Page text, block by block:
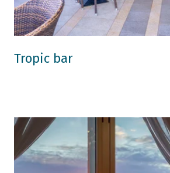
Tropic bar